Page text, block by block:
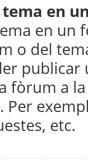
en
en un
o del
publicar
fòrum a
etc.